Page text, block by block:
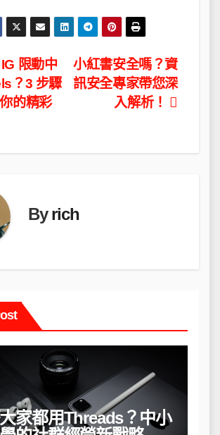
小紅書安全嗎？資
訊安全專家帶您深
入解析！
限動中
？3 步驟
的精彩
Byrich
家都用Threads？中小